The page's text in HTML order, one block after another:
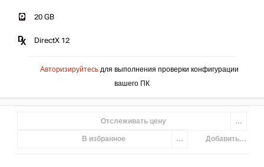
20 GB
DirectX 12
Авторизируйтесь для выполнения проверки конфигурации
вашего ПК
Отслеживать цену ...
В избранное ... Добавить...